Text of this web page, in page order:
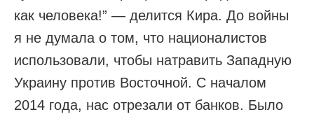
как человека!” — делится Кира. До войны
я не думала о том, что националистов
использовали, чтобы натравить Западную
Украину против Восточной. С началом
2014 года, нас отрезали от банков. Было